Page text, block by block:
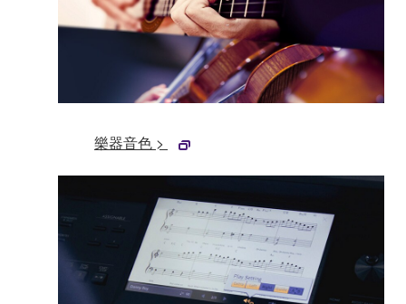
樂器音色 >